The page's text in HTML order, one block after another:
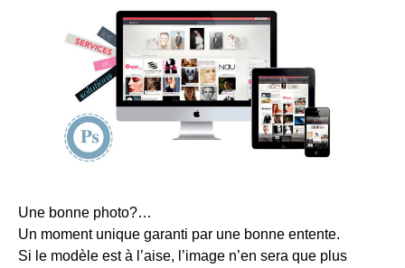
Une bonne photo?…
Un moment unique garanti par une bonne entente.
Si le modèle est à l’aise, l’image n’en sera que plus